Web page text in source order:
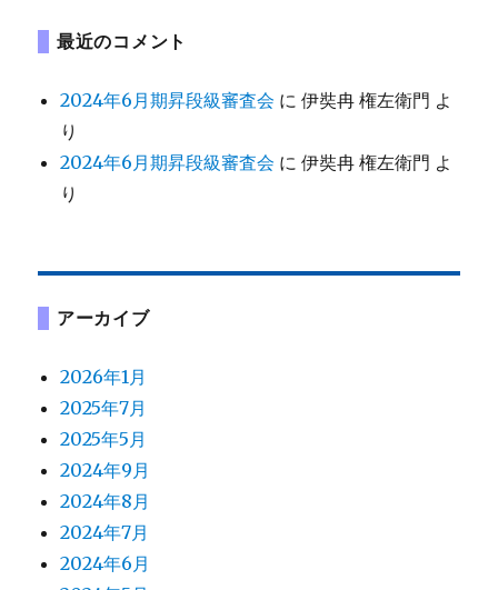
最近のコメント
2024年6月期昇段級審査会 に伊奘冉 権左衛門 よ
り
2024年6月期昇段級審査会 に伊奘冉 権左衛門 よ
り
アーカイブ
2026年1月
2025年7月
2025年5月
2024年9月
2024年8月
2024年7月
2024年6月